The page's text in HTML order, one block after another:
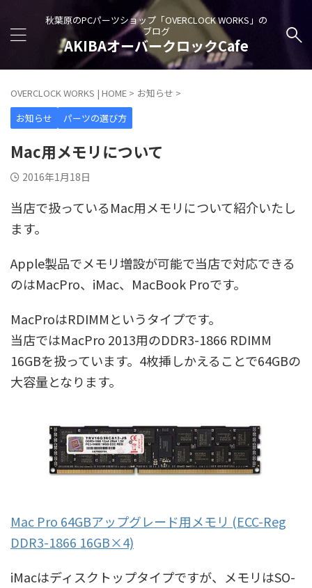
秋葉原のPCパーツショップ「OVERCLOCK WORKS」の
ブログ
AKIBAオーバークロックCafe
OVERCLOCK WORKS | HOME > お知らせ >
お知らせ
パーツの選び方
Mac用メモリについて
2016年1月18日
当店で扱っているMac用メモリについて紹介いたし
ます。
Apple製品でメモリ増設が可能で当店で対応できる
のはMacPro、iMac、MacBook Proです。
MacProはRDIMMというタイプです。
当店ではMacPro 2013用のDDR3-1866 RDIMM
16GBを扱っています。4枚挿しかえることで64GBの
大容量となります。
Mac Pro 64GBアップグレード用メモリ (ECC-Reg
DDR3-1866 16GB×4)
iMacはディスクトップタイプですが、メモリはSO-